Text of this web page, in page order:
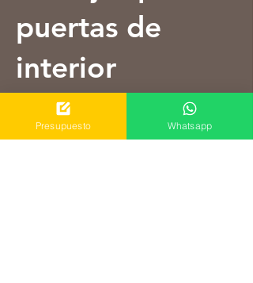
puertas de
interior
EL COMPLEMENTO PERFECTO
Presupuesto Whatsapp